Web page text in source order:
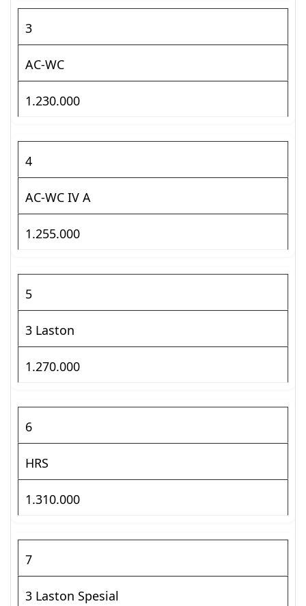
3
AC-WC
1.230.000
4
AC-WC IV A
1.255.000
5
3 Laston
1.270.000
6
HRS
1.310.000
7
3 Laston Spesial